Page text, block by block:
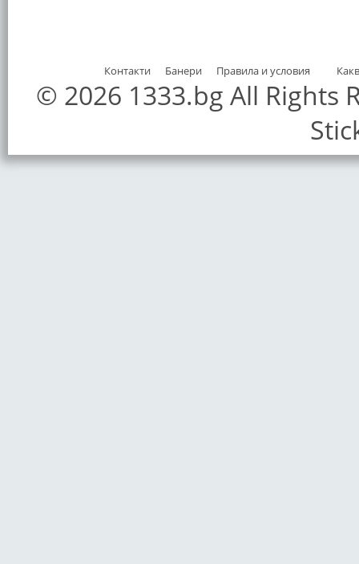
Контакти Банери Правила и условия
© 2026 1333.bg All Rights